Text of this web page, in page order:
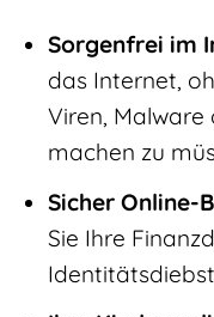
Sorgenfrei im
das Internet,
Viren, Malware
machen zu
Sicher Online-
Sie Ihre